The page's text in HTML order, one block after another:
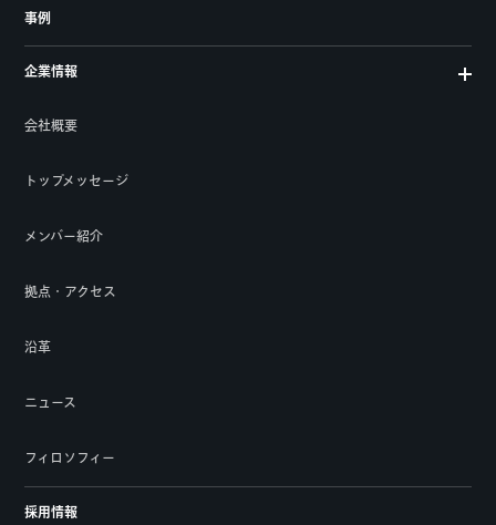
事例
企業情報
会社概要
トップメッセージ
メンバー紹介
拠点・アクセス
沿革
ニュース
フィロソフィー
採用情報